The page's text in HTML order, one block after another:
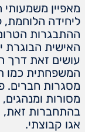
מאפיין משמעותי
ליחידה הלוחמת,
ההתבגרות
האישית הבוגרת
עושים זאת דרך
המשפחתית כמו
מסגרות חברים.
מסורות
בהתחברות זאת,
אגו קבוצתי.